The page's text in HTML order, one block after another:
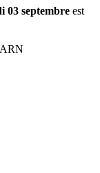
03 septembre est